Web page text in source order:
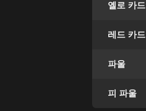
옐로 카드
레드 카드
파울
피 파울